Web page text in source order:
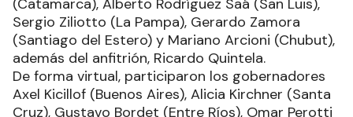
(Catamarca), Alberto Rodríguez Saá (San Luis),
Sergio Ziliotto (La Pampa), Gerardo Zamora
(Santiago del Estero) y Mariano Arcioni (Chubut),
además del anfitrión, Ricardo Quintela.
De forma virtual, participaron los gobernadores
Axel Kicillof (Buenos Aires), Alicia Kirchner (Santa
Cruz), Gustavo Bordet (Entre Ríos), Omar Perotti